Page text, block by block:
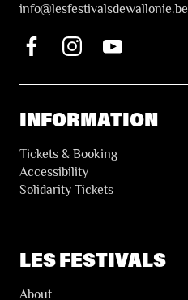
info@lesfestivalsdewallonie.be
INFORMATION
Tickets & Booking
Accessibility
Solidarity Tickets
LES FESTIVALS
About